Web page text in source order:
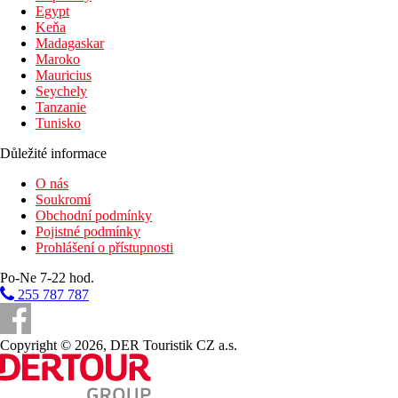
Lehátka na pláži za poplatek
Slunečníky na pláži za poplatek
Plážová dovolená
Bazény
Lehátka a slunečníky u bazénu zdarma
Fotogalerie
Egypt
Keňa
Madagaskar
Maroko
Mauricius
Seychely
Tanzanie
Tunisko
Důležité informace
O nás
Soukromí
Obchodní podmínky
Pojistné podmínky
Prohlášení o přístupnosti
Po-Ne 7-22 hod.
255 787 787
Copyright © 2026, DER Touristik CZ a.s.